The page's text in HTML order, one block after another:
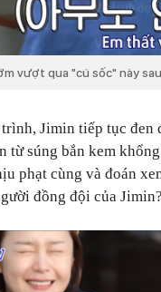
vượt qua "cú sốc" này
Jimin tiếp tục đen
từ súng bắn kem
phạt cùng và đoán
đồng đội của Jimin?